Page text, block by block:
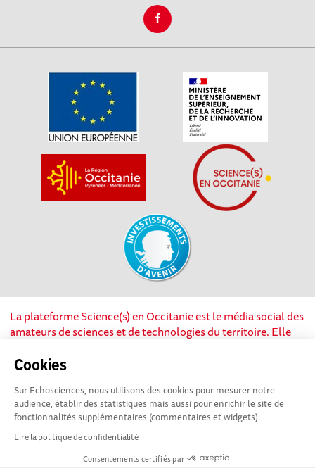
Cookies
Sur Echosciences, nous utilisons des cookies pour mesurer notre
audience, établir des statistiques mais aussi pour enrichir le site de
fonctionnalités supplémentaires (commentaires et widgets).
Lire la politique de confidentialité
Consentements certifiés par
La plateforme Science(s) en Occitanie est le média social des
amateurs de sciences et de technologies du territoire. Elle
soutien de nombreux acteurs locaux. Ce projet est cofinancé
l’Union européenne via les fonds européen de
développement régional. Science(s) en Occitanie est une
plateforme Echosciences by Amcsti.
Mentions légales|Politique de confidentialité